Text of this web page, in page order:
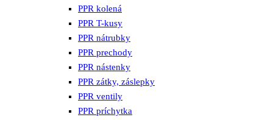
PPR kolená
PPR T-kusy
PPR nátrubky
PPR prechody
PPR nástenky
PPR zátky, záslepky
PPR ventily
PPR príchytka